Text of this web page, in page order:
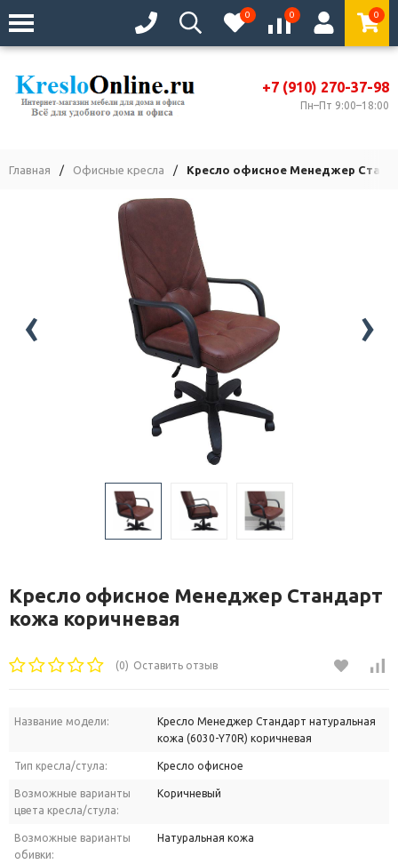
0 0 0
+7 (910) 270-37-98
Пн–Пт 9:00–18:00
Главная / Офисные кресла / Кресло офисное Менеджер
‹ ›
Кресло офисное Менеджер Стандарт
кожа коричневая
(0) Оставить отзыв
Название модели:
Кресло Менеджер Стандарт натуральная
кожа (6030-Y70R) коричневая
Тип кресла/стула: Кресло офисное
Возможные варианты
цвета кресла/стула:
Коричневый
Возможные варианты
обивки:
Натуральная кожа